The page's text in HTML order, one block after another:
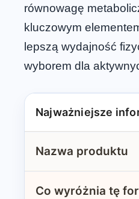
równowagę
kluczowym
lepszą wydajność
wyborem dla
Najważniejsze
Nazwa produktu
Co wyróżnia tę